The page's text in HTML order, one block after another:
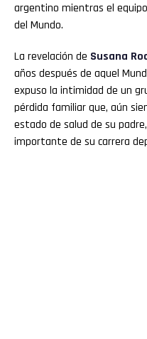
argentino mientras el
del Mundo.
La revelación de Susana
años después de aquel
expuso la intimidad de un
pérdida familiar que, aún
estado de salud de su
importante de su carrera